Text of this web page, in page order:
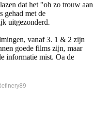
dat het "oh zo trouw aan
gehad met de
uitgezonderd.
vanaf 3. 1 & 2 zijn
goede films zijn, maar
informatie mist. Oa de